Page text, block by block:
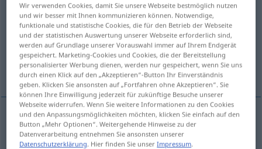
clever [ˈklɛvər] UMG
Übersicht aller Übersetzungen
(Für mehr Details die Übersetzung anklicken/antippen)
chytrý
chytrý clever
Wir verwenden Cookies, damit Sie unsere Webseite bestmöglich nutzen
und wir besser mit Ihnen kommunizieren können. Notwendige,
funktionale und statistische Cookies, die für den Betrieb der Webseite
und der statistischen Auswertung unserer Webseite erforderlich sind,
werden auf Grundlage unserer Vorauswahl immer auf Ihrem Endgerät
gespeichert. Marketing-Cookies und Cookies, die der Bereitstellung
personalisierter Werbung dienen, werden nur gespeichert, wenn Sie uns
durch einen Klick auf den „Akzeptieren“-Button Ihr Einverständnis
geben. Klicken Sie ansonsten auf „Fortfahren ohne Akzeptieren“. Sie
können Ihre Einwilligung jederzeit für zukünftige Besuche unserer
Webseite widerrufen. Wenn Sie weitere Informationen zu den Cookies
und den Anpassungsmöglichkeiten möchten, klicken Sie einfach auf den
Button „Mehr Optionen“. Weitergehende Hinweise zu der
Datenverarbeitung entnehmen Sie ansonsten unserer
Datenschutzerklärung. Hier finden Sie unserImpressum.